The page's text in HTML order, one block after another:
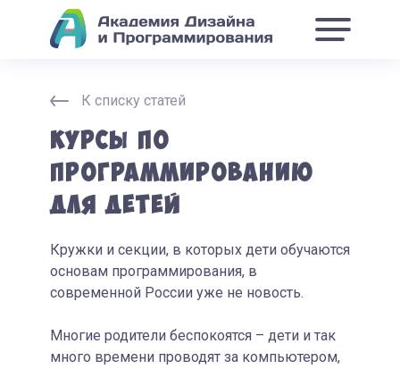
К списку статей
Курсы по
программированию
для детей
Кружки и секции, в которых дети обучаются
основам программирования, в
современной России уже не новость.
Многие родители беспокоятся – дети и так
много времени проводят за компьютером,